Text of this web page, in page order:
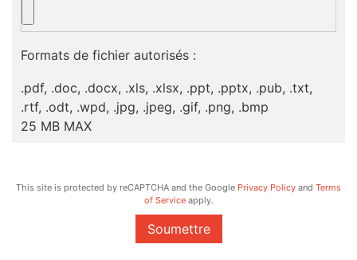
Formats de fichier autorisés :
.pdf, .doc, .docx, .xls, .xlsx, .ppt, .pptx, .pub, .txt,
.rtf, .odt, .wpd, .jpg, .jpeg, .gif, .png, .bmp
25 MB MAX
This site is protected by reCAPTCHA and the Google Privacy Policy and Terms
of Serviceapply.
Soumettre